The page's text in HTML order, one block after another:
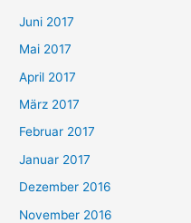
Juni 2017
Mai 2017
April 2017
März 2017
Februar 2017
Januar 2017
Dezember 2016
November 2016